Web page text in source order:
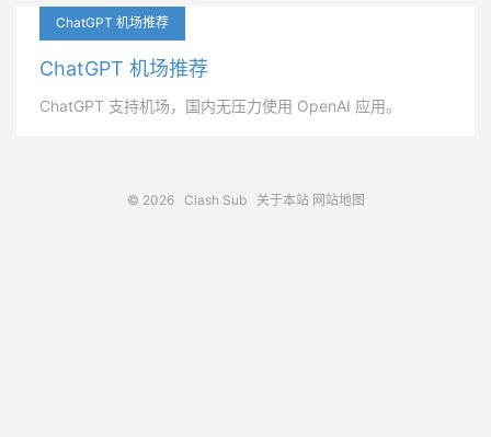
ChatGPT 机场推荐
ChatGPT 机场推荐
ChatGPT 支持机场，国内无压力使用 OpenAI 应用。
© 2026 Clash Sub 关于本站 网站地图